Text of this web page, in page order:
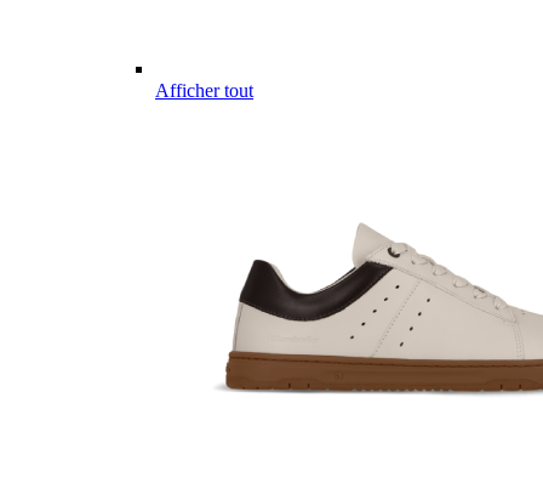
Afficher tout